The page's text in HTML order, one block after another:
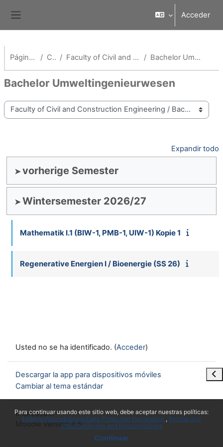
Para continuar usando este sitio web, debe aceptar nuestras políticas:
Datenschutzerklärung/Data Protection Declaration
Rechte und
Pflichten/Rights and Responsibilities
Continuar
Acceder
Página Principal Cursos Faculty of Civil and Construction Engineering Bachelor Umweltingenieurwesen
Bachelor Umweltingenieurwesen
Categorías
Expandir todo
vorherige Semester
Wintersemester 2026/27
Mathematik I.1 (BIW-1, PMB-1, UIW-1) Kopie 1
Regenerative Energien I / Bioenergie (SS 26)
Usted no se ha identificado. (Acceder)
Descargar la app para dispositivos móviles
Cambiar al tema estándar
Impressum
Moodle Version 4.5